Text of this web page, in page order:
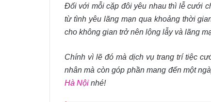
Đối với mỗi cặp đôi yêu nhau thì lễ cưới
từ tình yêu lãng mạn qua khoảng thời
cho không gian trở nên lộng lẫy và lãng
Chính vì lẽ đó mà dịch vụ trang trí tiệc
nhân mà còn góp phần mang đến một
Hà Nội nhé!